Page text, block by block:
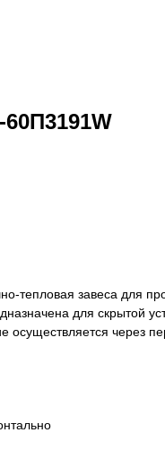
тепловая завеса для
для скрытой
осуществляется через